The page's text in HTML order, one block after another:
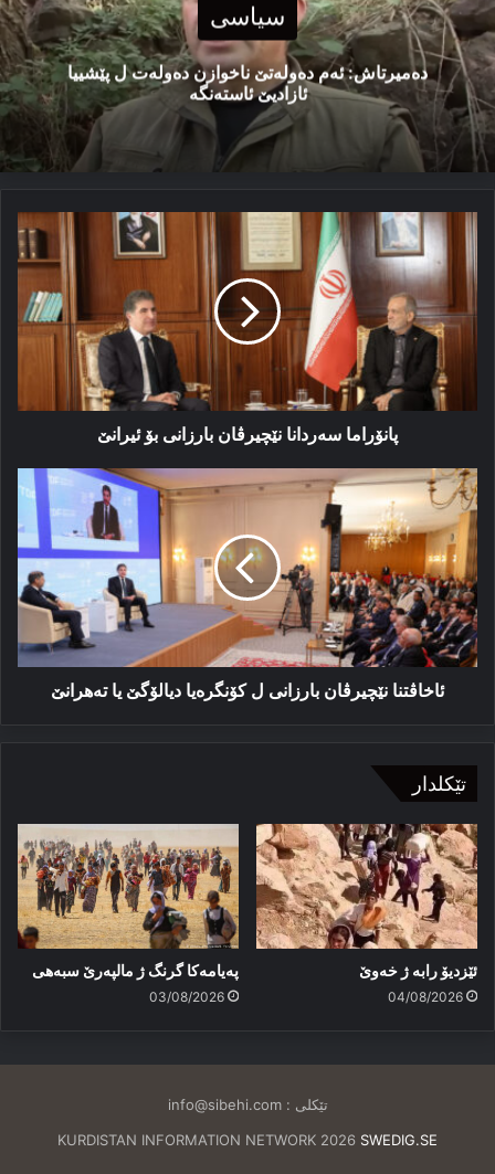
سیاسی
دەمیرتاش: ئەم دەولەتێ ناخوازن دەولەت ل پێشییا
ئازادیێ ئاستەنگە
پانۆراما
سەردانا
نێچیرڤان
بارزانی
بۆ
ئیرانێ
پانۆراما سەردانا نێچیرڤان بارزانی بۆ ئیرانێ
ئاخاڤتنا
نێچیرڤان
بارزانی
ل
کۆنگرەیا
دیالۆگێ
یا
تەهرانێ
ئاخاڤتنا نێچیرڤان بارزانی ل کۆنگرەیا دیالۆگێ یا تەهرانێ
تێکلدار
ئێزدیۆ رابە ژ خەوێ
04/08/2026
پەیامەكا گرنگ ژ مالپەرێ سبەهی
03/08/2026
تێکلی :info@sibehi.com
KURDISTAN INFORMATION NETWORK 2026 SWEDIG.SE